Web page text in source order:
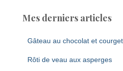
Mes derniers articles
Gâteau au chocolat et
Rôti de veau aux asperges